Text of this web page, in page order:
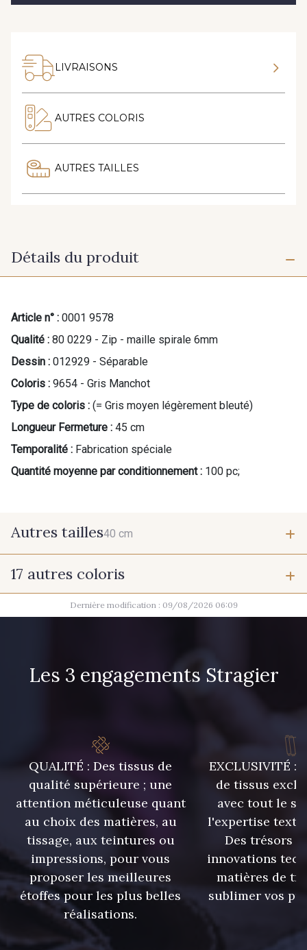
LIVRAISONS
AUTRES COLORIS
AUTRES TAILLES
Détails du produit
Article n° : 0001 9578
Qualité : 80 0229 - Zip - maille spirale 6mm
Dessin : 012929 - Séparable
Coloris : 9654 - Gris Manchot
Type de coloris : (= Gris moyen légèrement bleuté)
Longueur Fermeture : 45 cm
Temporalité : Fabrication spéciale
Quantité moyenne par conditionnement : 100 pc;
Autres tailles40 cm
40 cm
17 autres coloris
9700 - Noir 9685 - Graphite
9666 - Gris Moyen
8989 - Chocolat 2220 - Orange Rouge
10035 - Kumquat 10041 - Rouille foncé
Dernière modification : 09/08/2026 06:09
Les 3 engagements Stragier
QUALITÉ : Des tissus de
qualité supérieure ; une
attention méticuleuse quant
au choix des matières, au
tissage, aux teintures ou
impressions, pour vous
proposer les meilleures
étoffes pour les plus belles
réalisations.
EXCLUSIVITÉ :
de tissus
avec tout le
l'expertise
Des trésors
innovations
matières de
sublimer vos